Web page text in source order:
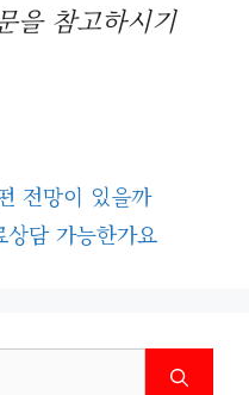
을 참고하시기
전망이 있을까
상담 가능한가요